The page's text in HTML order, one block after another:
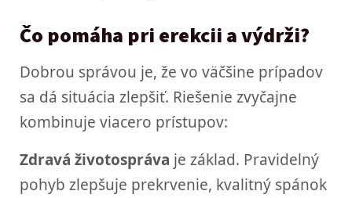
Čo pomáha pri erekcii a výdrži?
Dobrou správou je, že vo väčšine prípadov
sa dá situácia zlepšiť. Riešenie zvyčajne
kombinuje viacero prístupov:
Zdravá životospráva je základ. Pravidelný
pohyb zlepšuje prekrvenie, kvalitný spánok